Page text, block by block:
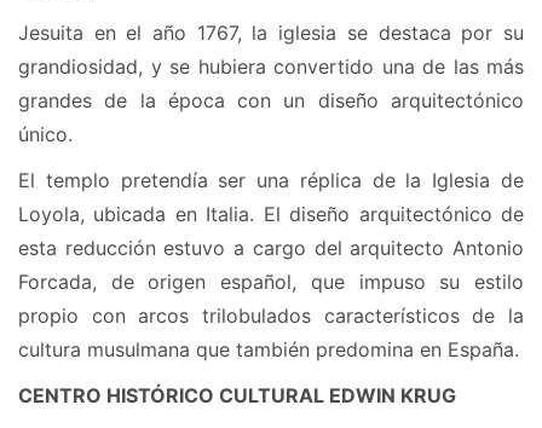
Jesuita en el año 1767, la iglesia se destaca por su
grandiosidad, y se hubiera convertido una de las más
grandes de la época con un diseño arquitectónico
único.
El templo pretendía ser una réplica de la Iglesia de
Loyola, ubicada en Italia. El diseño arquitectónico de
esta reducción estuvo a cargo del arquitecto Antonio
Forcada, de origen español, que impuso su estilo
propio con arcos trilobulados característicos de la
cultura musulmana que también predomina en España.
CENTRO HISTÓRICO CULTURAL EDWIN KRUG